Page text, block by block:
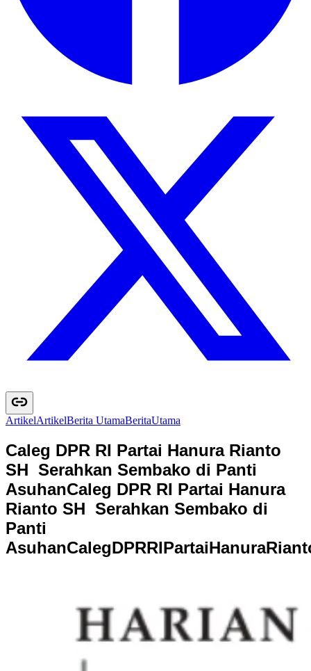
ArtikelArtikelBerita UtamaBeritaUtama
Caleg DPR RI Partai Hanura Rianto
SH Serahkan Sembako di Panti
AsuhanCaleg DPR RI Partai Hanura
Rianto SH Serahkan Sembako di
Panti
AsuhanCalegDPRRIPartaiHanuraRiant